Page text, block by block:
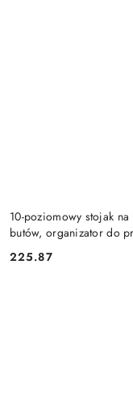
10-poziomowy stojak
butów, organizator do
Cena:
225.87